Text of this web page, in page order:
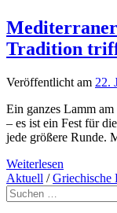
Mediterraner
Tradition
Veröffentlicht am 22.
Ein ganzes Lamm
– es ist ein Fest für
jede größere Runde.
Weiterlesen
Aktuell /Griechische
Suche
nach: